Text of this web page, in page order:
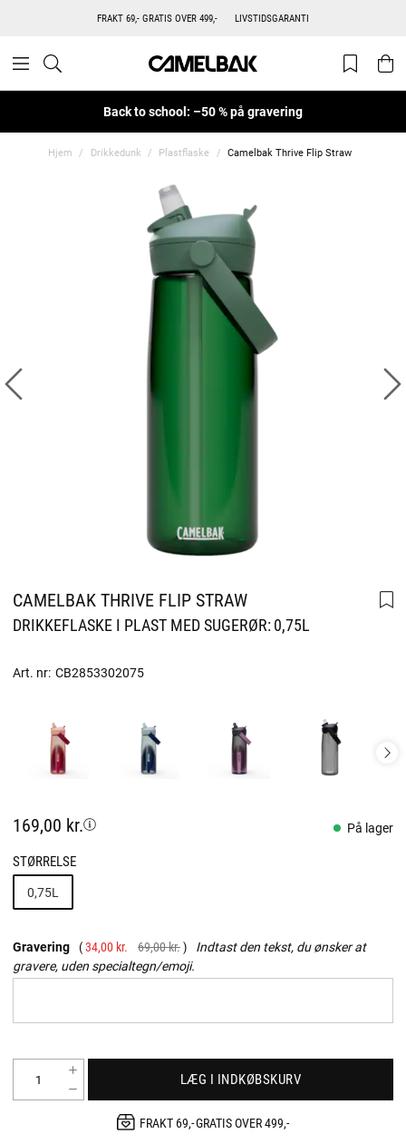
FRAKT 69,- GRATIS OVER 499,- LIVSTIDSGARANTI
Back to school: –50 % på gravering
Hjem Drikkedunk Plastflaske Camelbak Thrive Flip Straw
CAMELBAK THRIVE FLIP STRAW
DRIKKEFLASKE I PLAST MED SUGERØR: 0,75L
Art. nr: CB2853302075
169,00 kr. På lager
STØRRELSE
0,75L
Gravering 34,00 kr. 69,00 kr.
Indtast den tekst, du ønsker at
gravere, uden specialtegn/emoji.
LÆG I INDKØBSKURV
FRAKT 69,- GRATIS OVER 499,-